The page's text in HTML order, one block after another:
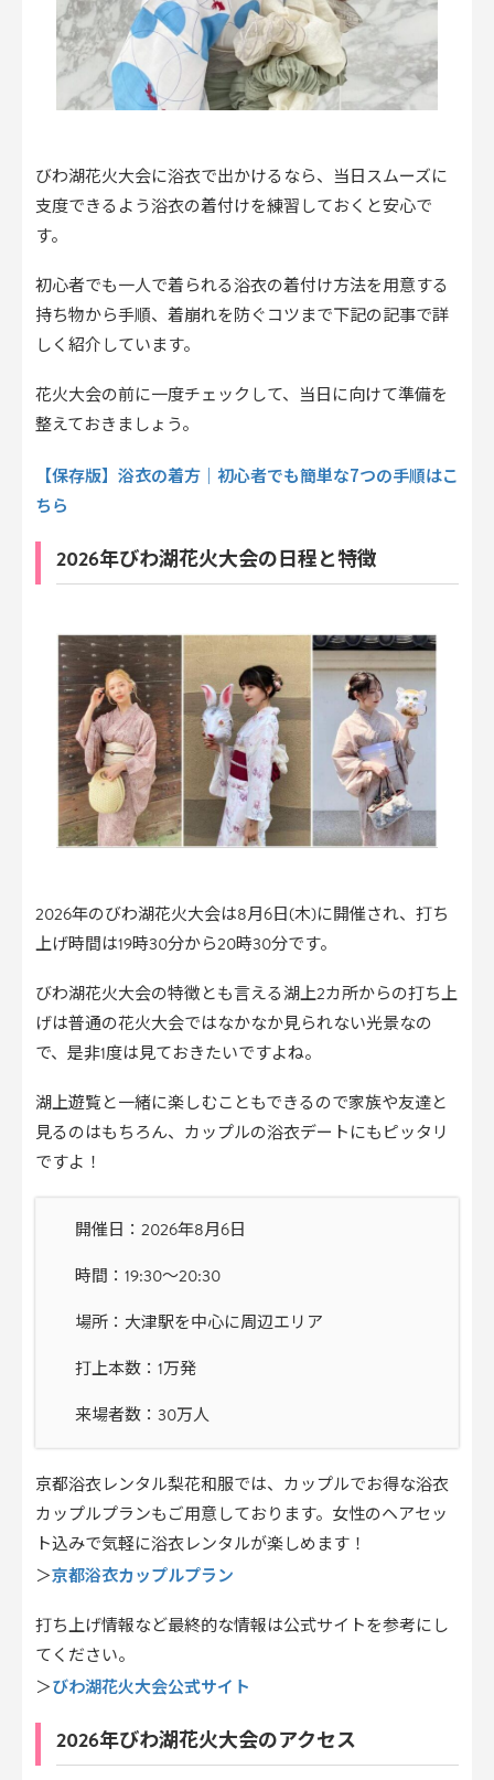
びわ湖花火大会に浴衣で出かけるなら、当日スムーズに
支度できるよう浴衣の着付けを練習しておくと安心で
す。
初心者でも一人で着られる浴衣の着付け方法を用意する
持ち物から手順、着崩れを防ぐコツまで下記の記事で詳
しく紹介しています。
花火大会の前に一度チェックして、当日に向けて準備を
整えておきましょう。
【保存版】浴衣の着方｜初心者でも簡単な7つの手順はこ
ちら
2026年びわ湖花火大会の日程と特徴
2026年のびわ湖花火大会は8月6日(木)に開催され、打ち
上げ時間は19時30分から20時30分です。
びわ湖花火大会の特徴とも言える湖上2カ所からの打ち上
げは普通の花火大会ではなかなか見られない光景なの
で、是非1度は見ておきたいですよね。
湖上遊覧と一緒に楽しむこともできるので家族や友達と
見るのはもちろん、カップルの浴衣デートにもピッタリ
ですよ！
開催日：2026年8月6日
時間：19:30〜20:30
場所：大津駅を中心に周辺エリア
打上本数：1万発
来場者数：30万人
京都浴衣レンタル梨花和服では、カップルでお得な浴衣
カップルプランもご用意しております。女性のヘアセッ
ト込みで気軽に浴衣レンタルが楽しめます！
＞京都浴衣カップルプラン
打ち上げ情報など最終的な情報は公式サイトを参考にし
てください。
＞びわ湖花火大会公式サイト
2026年びわ湖花火大会のアクセス